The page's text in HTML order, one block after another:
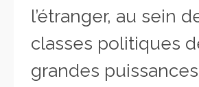
l’étranger, au sein
classes politiques
grandes